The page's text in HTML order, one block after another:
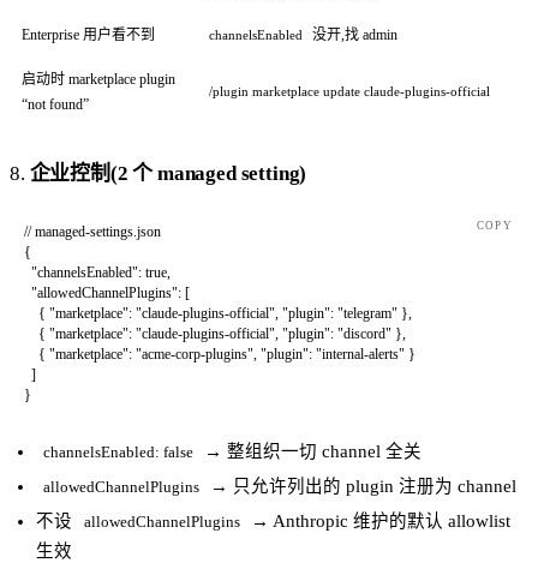
Enterprise 用户看不到 channelsEnabled 没开,找 admin
启动时 marketplace plugin
“not found”
/plugin marketplace update claude-plugins-official
8. 企业控制(2 个 managed setting)
// managed-settings.json
{
  "channelsEnabled"
: true
  "allowedChannelPlugins"
: [
    {
"marketplace": "claude-plugins-official" "plugin": "telegram" },
    {
"marketplace": "claude-plugins-official" "plugin": "discord" },
    {
"marketplace": "acme-corp-plugins" "plugin": "internal-alerts" }
  ]
}
COPY
channelsEnabled: false → 整组织一切 channel 全关
allowedChannelPlugins
→ 只允许列出的 plugin 注册为 channel
不设
allowedChannelPlugins
→ Anthropic 维护的默认 allowlist
生效